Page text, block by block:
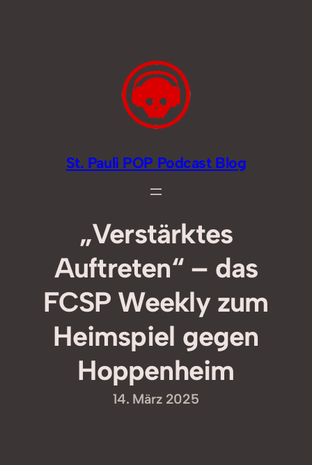
St. Pauli POP Podcast Blog
„Verstärktes
Auftreten“ – das
FCSP Weekly zum
Heimspiel gegen
Hoppenheim
14. März 2025